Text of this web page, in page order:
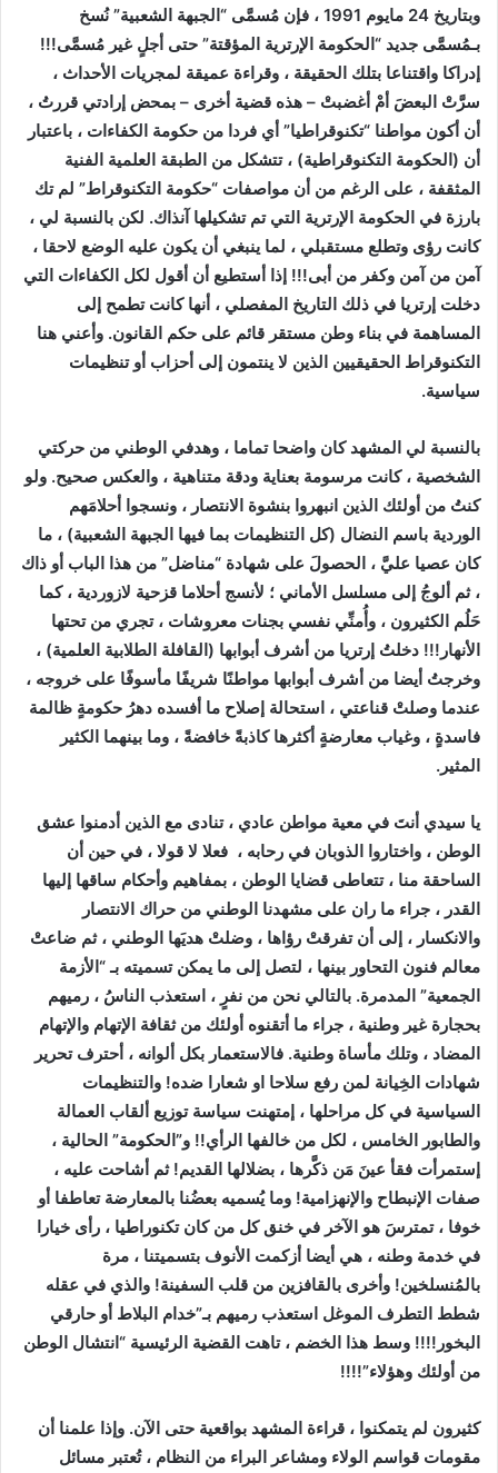
وبتاريخ 24 مايوم 1991 ، فإن مُسمَّى “الجبهة الشعبية” نُسخ
بـمُسمَّى جديد “الحكومة الإرترية المؤقتة” حتى أجلٍ غير مُسمَّى!!!
إدراكا واقتناعا بتلك الحقيقة ، وقراءة عميقة لمجريات الأحداث ،
سرَّتْ البعضَ أمْ أغضبتْ – هذه قضية أخرى – بمحض إرادتي قررتُ ،
أن أكون مواطنا “تكنوقراطيا” أي فردا من حكومة الكفاءات ، باعتبار
أن (الحكومة التكنوقراطية) ، تتشكل من الطبقة العلمية الفنية
المثقفة ، على الرغم من أن مواصفات “حكومة التكنوقراط” لم تك
بارزة في الحكومة الإرترية التي تم تشكيلها آنذاك. لكن بالنسبة لي ،
كانت رؤى وتطلع مستقبلي ، لما ينبغي أن يكون عليه الوضع لاحقا ،
آمن من آمن وكفر من أبى!!! إذا أستطيع أن أقول لكل الكفاءات التي
دخلت إرتريا في ذلك التاريخ المفصلي ، أنها كانت تطمح إلى
المساهمة في بناء وطن مستقر قائم على حكم القانون. وأعني هنا
التكنوقراط الحقيقيين الذين لا ينتمون إلى أحزاب أو تنظيمات
سياسية.
بالنسبة لي المشهد كان واضحا تماما ، وهدفي الوطني من حركتي
الشخصية ، كانت مرسومة بعناية ودقة متناهية ، والعكس صحيح. ولو
كنتُ من أولئك الذين انبهروا بنشوة الانتصار ، ونسجوا أحلامَهم
الوردية باسم النضال (كل التنظيمات بما فيها الجبهة الشعبية) ، ما
كان عصيا عليَّ ، الحصولَ على شهادة “مناضل” من هذا الباب أو ذاك
، ثم ألوجُ إلى مسلسل الأماني ؛ لأنسج أحلاما قزحية لازوردية ، كما
حَلُم الكثيرون ، وأُمنِّي نفسي بجنات معروشات ، تجري من تحتها
الأنهار!!! دخلتُ إرتريا من أشرف أبوابها (القافلة الطلابية العلمية) ،
وخرجتُ أيضا من أشرف أبوابها مواطنًا شريفًا مأسوفًا على خروجه ،
عندما وصلتْ قناعتي ، استحالة إصلاح ما أفسده دهرُ حكومةٍ ظالمة
فاسدةٍ ، وغياب معارضةٍ أكثرها كاذبةً خافضةً ، وما بينهما الكثير
المثير.
يا سيدي أنتَ في معية مواطن عادي ، تنادى مع الذين أدمنوا عشق
الوطن ، واختاروا الذوبان في رحابه ، فعلا لا قولا ، في حين أن
الساحقة منا ، تتعاطى قضايا الوطن ، بمفاهيم وأحكام ساقها إليها
القدر ، جراء ما ران على مشهدنا الوطني من حراك الانتصار
والانكسار ، إلى أن تفرقتْ رؤاها ، وضلتْ هديَها الوطني ، ثم ضاعتْ
معالم فنون التحاور بينها ، لتصل إلى ما يمكن تسميته بـ “الأزمة
الجمعية” المدمرة. بالتالي نحن من نفرٍ ، استعذب الناسُ ، رميهم
بحجارة غير وطنية ، جراء ما أتقنوه أولئك من ثقافة الإتهام والإتهام
المضاد ، وتلك مأساة وطنية. فالاستعمار بكل ألوانه ، أحترف تحرير
شهادات الخِيانة لمن رفع سلاحا او شعارا ضده! والتنظيمات
السياسية في كل مراحلها ، إمتهنت سياسة توزيع ألقاب العمالة
والطابور الخامس ، لكل من خالفها الرأي!! و”الحكومة” الحالية ،
إستمرأت فقأ عينَ مَن ذكَّرها ، بضلالها القديم! ثم أشاحت عليه ،
صفات الإنبطاح والإنهزامية! وما يُسميه بعضُنا بالمعارضة تعاطفا أو
خوفا ، تمترسَ هو الآخر في خنق كل من كان تكنوراطيا ، رأى خيارا
في خدمة وطنه ، هي أيضا أزكمت الأنوف بتسميتنا ، مرة
بالمُنسلخين! وأخرى بالقافزين من قلب السفينة! والذي في عقله
شطط التطرف الموغل استعذب رميهم بـ”خدام البلاط أو حارقي
البخور!!!! وسط هذا الخضم ، تاهت القضية الرئيسية “انتشال الوطن
من أولئك وهؤلاء”!!!!
كثيرون لم يتمكنوا ، قراءة المشهد بواقعية حتى الآن. وإذا علمنا أن
مقومات قواسم الولاء ومشاعر البراء من النظام ، تُعتبر مسائل